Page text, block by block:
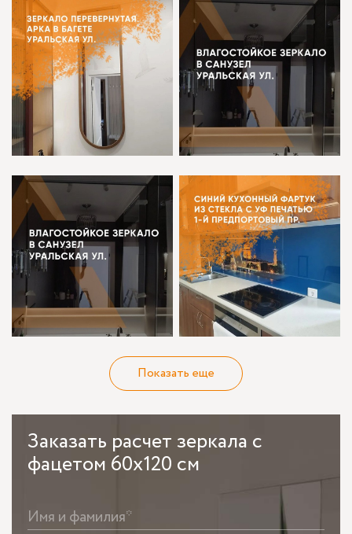
Показать еще
Заказать расчет зеркала с
фацетом 60x120 см
Имя и фамилия*